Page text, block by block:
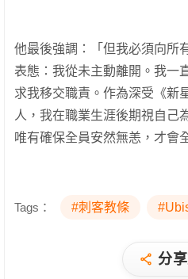
他最後強調：「但我必須向所
表態：我從未主動離開。我一
求我移交職責。作為深受《新
人，我在職業生涯後期視自
唯有確保全員安然無恙，才會
Tags： #刺客教條
分